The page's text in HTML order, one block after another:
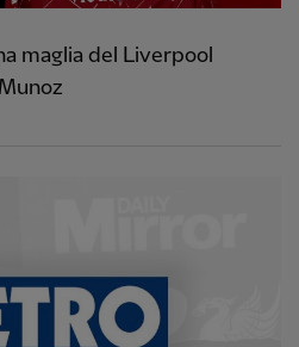
maglia del Liverpool